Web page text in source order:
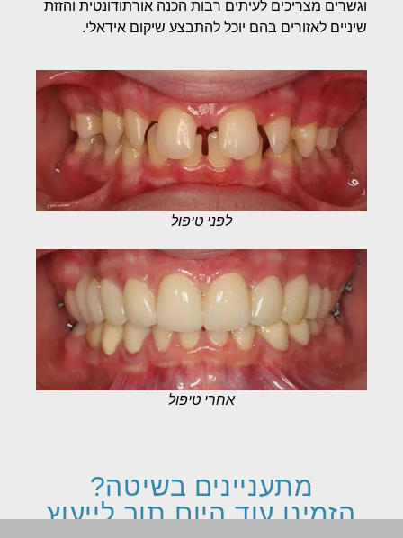
וגשרים מצריכים לעיתים רבות הכנה אורתודונטית והזזת
שיניים לאזורים בהם יוכל להתבצע שיקום אידאלי.
לפני טיפול
אחרי טיפול
מתעניינים בשיטה?
הזמינו עוד היום תור לייעוץ